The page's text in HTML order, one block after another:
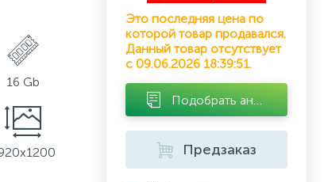
16 Gb
Это последняя цена по
которой товар продавался.
Данный товар отсутствует
с 09.06.2026 18:39:51.
Предзаказ